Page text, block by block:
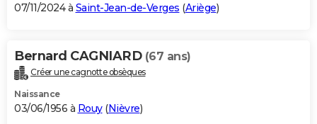
07/11/2024 à Saint-Jean-de-Verges (Ariège)
Bernard CAGNIARD (67 ans)
Créer une cagnotte obsèques
Naissance
03/06/1956 à Rouy(Nièvre)